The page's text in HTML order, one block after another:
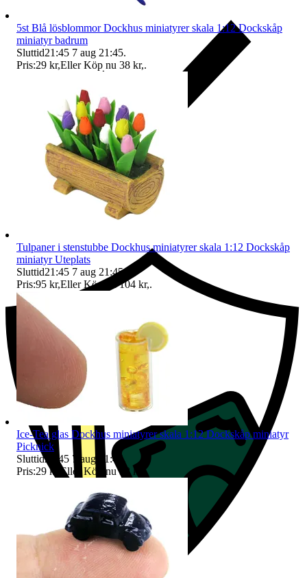
5st Blå lösblommor Dockhus miniatyrer skala 1:12 Dockskåp
miniatyr badrum
Sluttid21:45 7 aug 21:45.
Pris:29 kr,Eller Köp nu 38 kr,.
Tulpaner i stenstubbe Dockhus miniatyrer skala 1:12 Dockskåp
miniatyr Uteplats
Sluttid21:45 7 aug 21:45.
Pris:95 kr,Eller Köp nu 104 kr,.
Ice-Tea glas Dockhus miniatyrer skala 1:12 Dockskåp miniatyr
Picknick
Sluttid21:45 7 aug 21:45.
Pris:29 kr Eller Köp nu 38 kr .